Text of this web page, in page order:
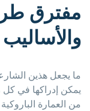
مفترق
والأساليب
ما يجعل هذين
يمكن إدراكها في كل
من العمارة